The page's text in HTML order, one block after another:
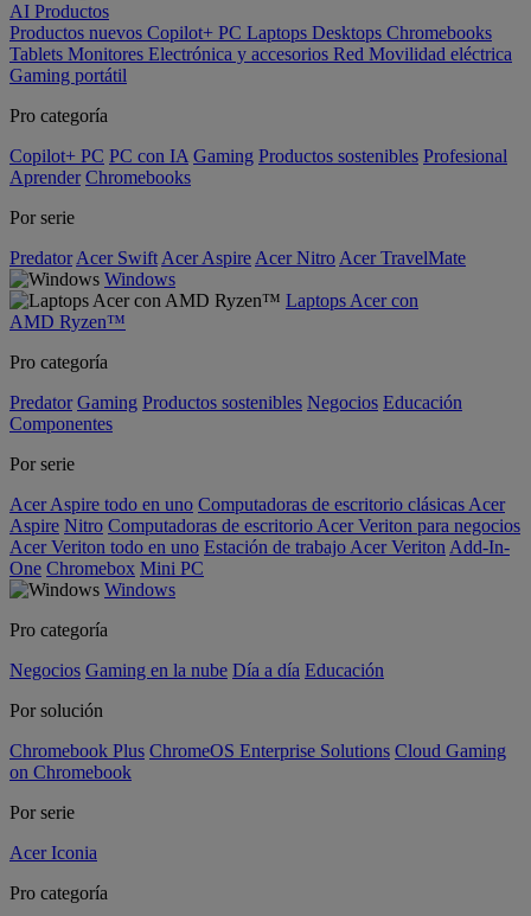
AI Productos
Productos nuevos Copilot+ PC Laptops Desktops Chromebooks
Tablets Monitores Electrónica y accesorios Red Movilidad eléctrica
Gaming portátil
Pro categoría
Copilot+ PC PC con IA Gaming Productos sostenibles Profesional
Aprender Chromebooks
Por serie
Predator Acer Swift Acer Aspire Acer Nitro Acer TravelMate
Windows
Laptops Acer con
AMD Ryzen™
Pro categoría
Predator Gaming Productos sostenibles Negocios Educación
Componentes
Por serie
Acer Aspire todo en uno Computadoras de escritorio clásicas Acer
Aspire Nitro Computadoras de escritorio Acer Veriton para negocios
Acer Veriton todo en uno Estación de trabajo Acer Veriton Add-In-
One Chromebox Mini PC
Windows
Pro categoría
Negocios Gaming en la nube Día a día Educación
Por solución
Chromebook Plus ChromeOS Enterprise Solutions Cloud Gaming
on Chromebook
Por serie
Acer Iconia
Pro categoría